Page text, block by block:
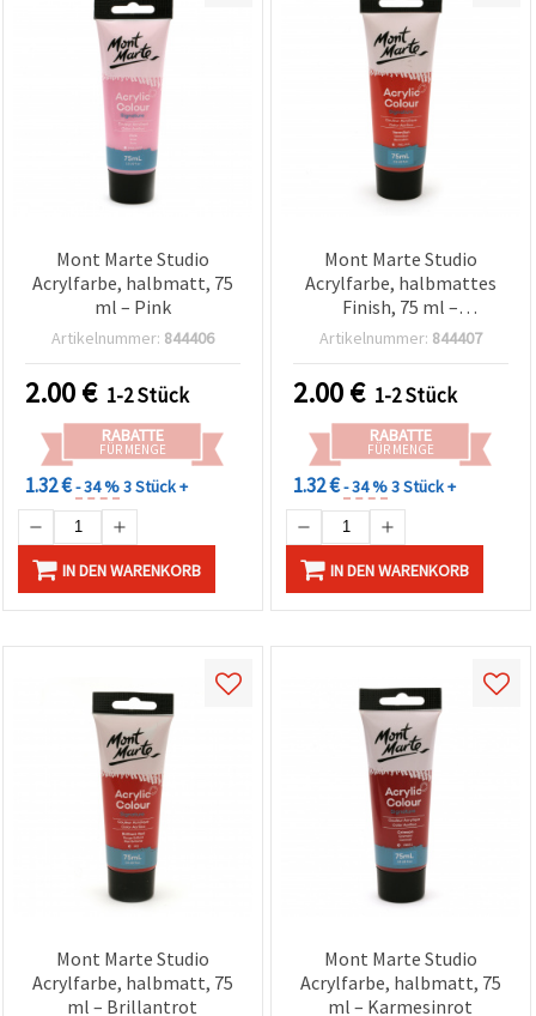
Mont Marte Studio
Acrylfarbe, halbmatt, 75
ml – Pink
Artikelnummer: 844406
2.00€ 1-2 Stück
RABATTE
FÜR MENGE
1.32 €- 34 %3 Stück +
IN DEN WARENKORB
Mont Marte Studio
Acrylfarbe, halb­mattes
Finish, 75 ml –
Zinnoberrot
Artikelnummer: 844407
2.00€ 1-2 Stück
RABATTE
FÜR MENGE
1.32 €- 34 %3 Stück +
IN DEN WARENKORB
Mont Marte Studio
Acrylfarbe, halbmatt, 75
ml – Brillantrot
Mont Marte Studio
Acrylfarbe, halbmatt, 75
ml – Karmesinrot